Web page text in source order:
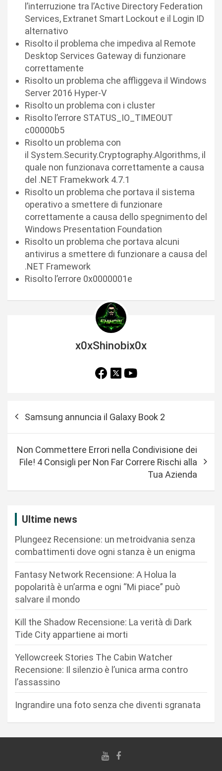
l’interruzione tra l’Active Directory Federation
Services, Extranet Smart Lockout e il Login ID
alternativo
Risolto il problema che impediva al Remote
Desktop Services Gateway di funzionare
correttamente
Risolto un problema che affliggeva il Windows
Server 2016 Hyper-V
Risolto un problema con i cluster
Risolto l’errore STATUS_IO_TIMEOUT
c00000b5
Risolto un problema con
il System.Security.Cryptography.Algorithms, il
quale non funzionava correttamente a causa
del .NET Framekwork 4.7.1
Risolto un problema che portava il sistema
operativo a smettere di funzionare
correttamente a causa dello spegnimento del
Windows Presentation Foundation
Risolto un problema che portava alcuni
antivirus a smettere di funzionare a causa del
.NET Framework
Risolto l’errore 0x0000001e
x0xShinobix0x
a
Samsung annuncia il Galaxy Book 2
Non Commettere Errori nella Condivisione dei
File! 4 Consigli per Non Far Correre Rischi alla
Tua Azienda
Ultime news
Plungeez Recensione: un metroidvania senza
combattimenti dove ogni stanza è un enigma
Fantasy Network Recensione: A Holua la
popolarità è un’arma e ogni “Mi piace” può
salvare il mondo
Kill the Shadow Recensione: La verità di Dark
Tide City appartiene ai morti
Yellowcreek Stories The Cabin Watcher
Recensione: Il silenzio è l’unica arma contro
l’assassino
Ingrandire una foto senza che diventi sgranata